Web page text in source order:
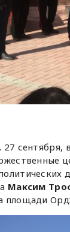
27 сентября,
Максим
площади